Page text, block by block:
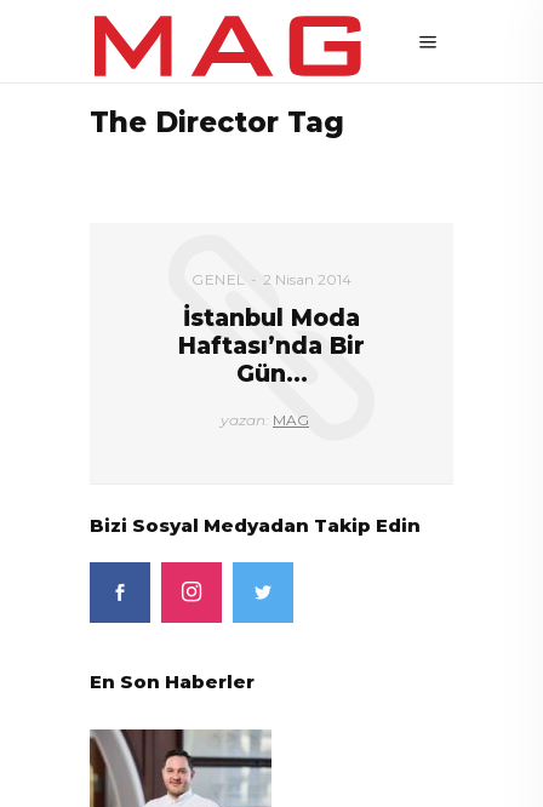
The Director Tag
GENEL 2 Nisan 2014
İstanbul Moda
Haftası’nda Bir
Gün…
yazan: MAG
Bizi Sosyal Medyadan Takip Edin
En Son Haberler